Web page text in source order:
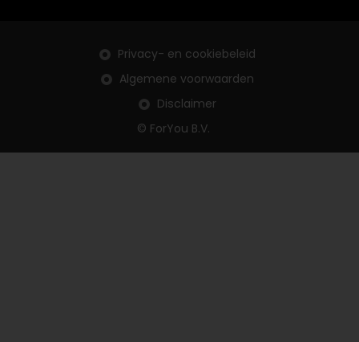
© ForYou B.V.
Privacy- en cookiebeleid
Algemene voorwaarden
Disclaimer